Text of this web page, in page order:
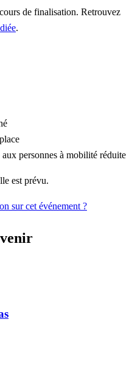
de finalisation. Retrouvez
.
aux personnes à mobilité réduite
est prévu.
sur cet événement ?